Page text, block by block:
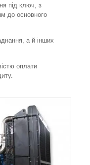
під ключ, з
до основного
а й інших
оплати